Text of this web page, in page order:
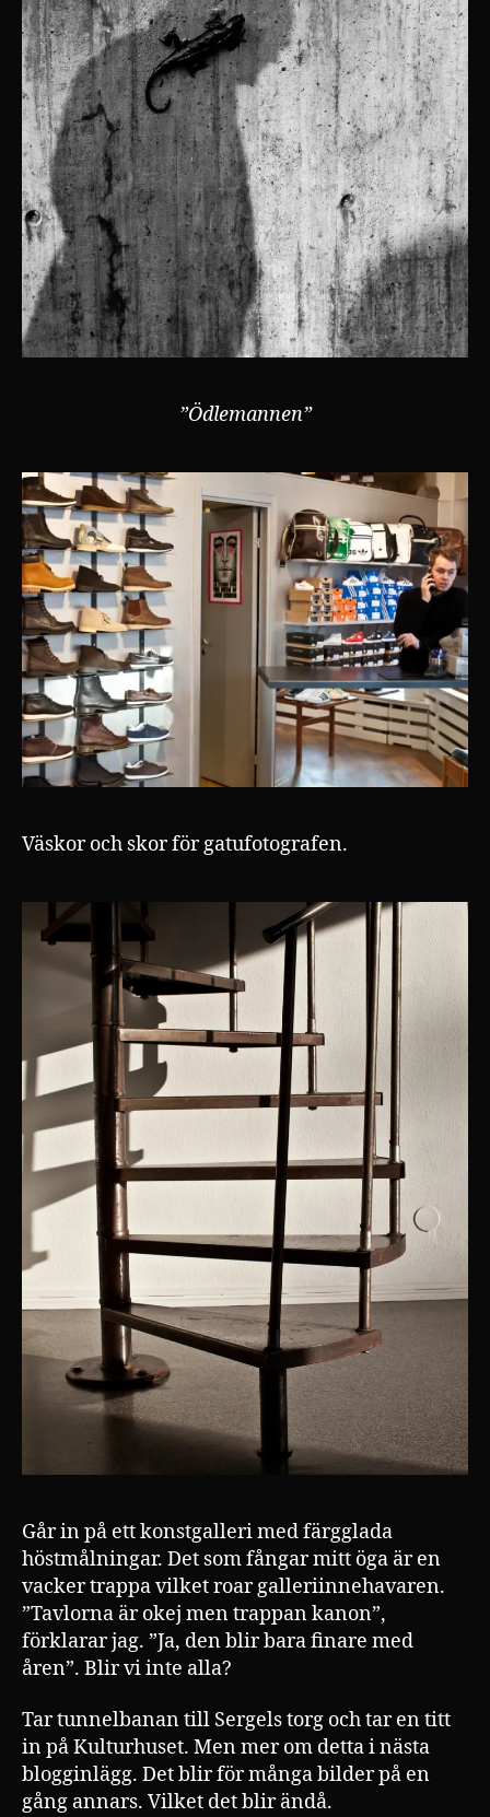
”Ödlemannen”
Väskor och skor för gatufotografen.
Går in på ett konstgalleri med färgglada
höstmålningar. Det som fångar mitt öga är en
vacker trappa vilket roar galleriinnehavaren.
”Tavlorna är okej men trappan kanon”,
förklarar jag. ”Ja, den blir bara finare med
åren”. Blir vi inte alla?
Tar tunnelbanan till Sergels torg och tar en titt
in på Kulturhuset. Men mer om detta i nästa
blogginlägg. Det blir för många bilder på en
gång annars. Vilket det blir ändå.